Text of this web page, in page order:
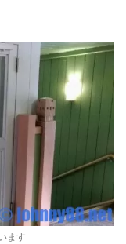
ます